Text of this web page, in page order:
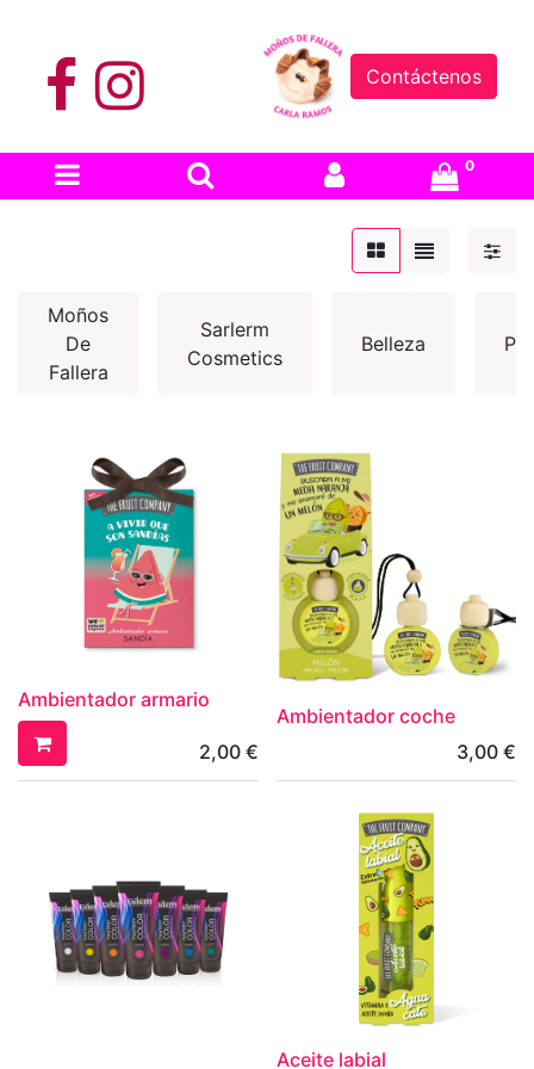
Contáctenos
0
Moños
De
Fallera
Sarlerm
Cosmetics
Belleza
Ambientador armario
2,00€
Ambientador coche
3,00 €
Aceite labial